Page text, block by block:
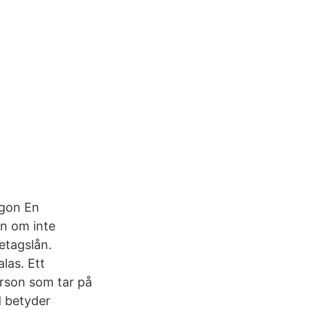
En
om inte
Ett
som tar på
betyder